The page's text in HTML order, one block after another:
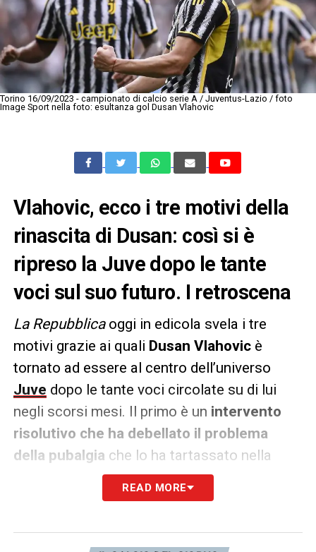
Torino 16/09/2023 - campionato di calcio serie A / Juventus-Lazio / foto
Image Sport nella foto: esultanza gol Dusan Vlahovic
Vlahovic, ecco i tre motivi della
rinascita di Dusan: così si è
ripreso la Juve dopo le tante
voci sul suo futuro. I retroscena
La Repubblica oggi in edicola svela i tre
motivi grazie ai quali Dusan Vlahovicè
tornato ad essere al centro dell’universo
Juve dopo le tante voci circolate su di lui
negli scorsi mesi. Il primo è un intervento
risolutivo che ha debellato il problema
della pubalgia che lo ha tartassato nella
passata stagione.
stesso svelato, che ora sembrano essere
READ MORE